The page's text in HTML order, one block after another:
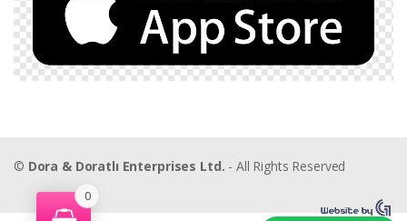
© Dora & Doratlı Enterprises Ltd. - All Rights Reserved
0